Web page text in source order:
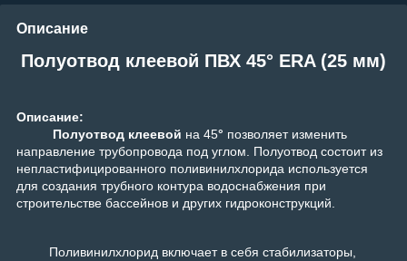
Описание
Полуотвод клеевой ПВХ 45° ERA (25 мм)
Описание:
Полуотвод клеевой на 45° позволяет изменить
направление трубопровода под углом. Полуотвод состоит из
непластифицированного поливинилхлорида используется
для создания трубного контура водоснабжения при
строительстве бассейнов и других гидроконструкций.
Поливинилхлорид включает в себя стабилизаторы,